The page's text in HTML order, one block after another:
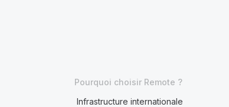
Pourquoi choisir Remote ?
Infrastructure internationale